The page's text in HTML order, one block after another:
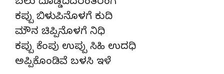
ಕಪ್ಪು ಬಿಳುಪಿನೊಳಗೆ ಕುದಿ
ಮೌನ ಚಿಪ್ಪಿನೊಳಗೆ ನಿಧಿ
ಕಪ್ಪು ಕೆಂಪು ಉಪ್ಪು ಸಿಹಿ ಉದಧಿ
ಅಪ್ಪಿಕೊಂಡಿವೆ ಬಳಸಿ ಇಳೆ